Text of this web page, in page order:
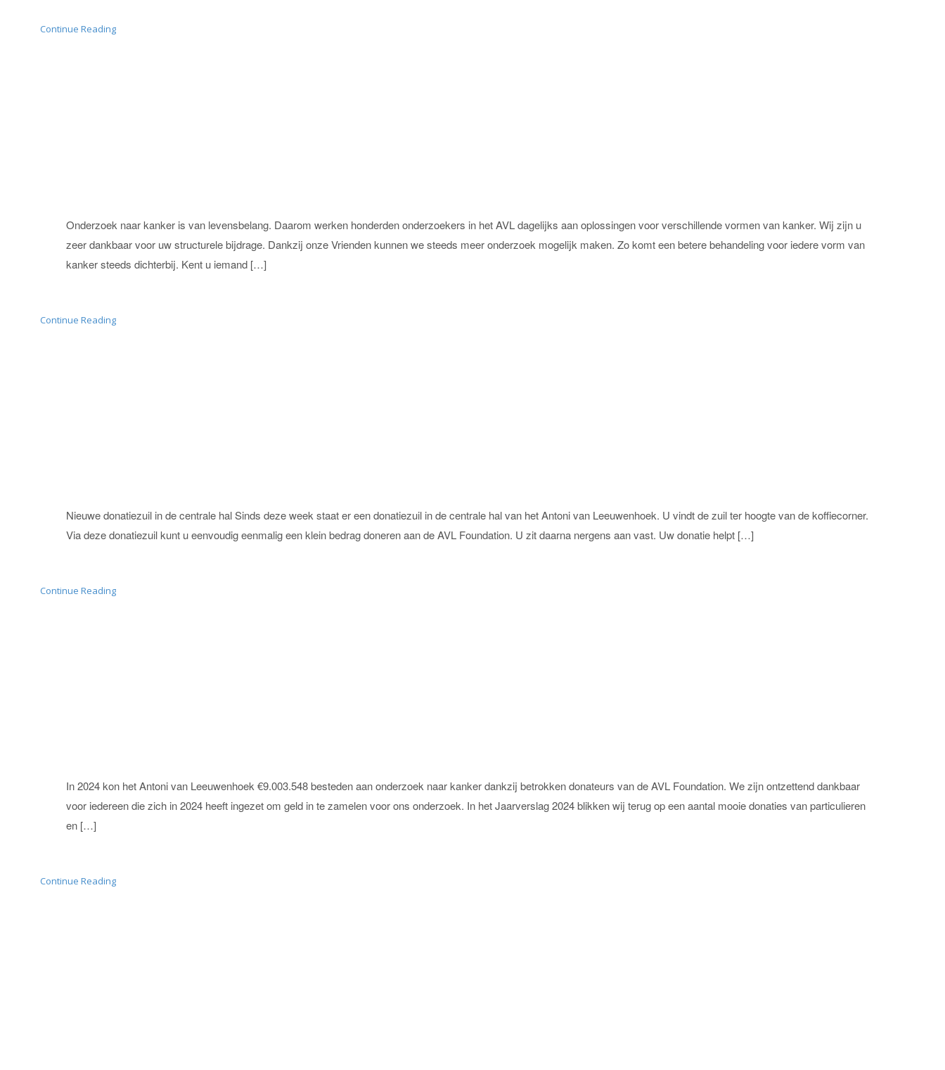
Continue Reading
Onderzoek naar kanker is van levensbelang. Daarom werken honderden onderzoekers in het AVL dagelijks aan oplossingen voor verschillende vormen van kanker. Wij zijn u
zeer dankbaar voor uw structurele bijdrage. Dankzij onze Vrienden kunnen we steeds meer onderzoek mogelijk maken. Zo komt een betere behandeling voor iedere vorm van
kanker steeds dichterbij. Kent u iemand […]
Continue Reading
Nieuwe donatiezuil in de centrale hal Sinds deze week staat er een donatiezuil in de centrale hal van het Antoni van Leeuwenhoek. U vindt de zuil ter hoogte van de koffiecorner.
Via deze donatiezuil kunt u eenvoudig eenmalig een klein bedrag doneren aan de AVL Foundation. U zit daarna nergens aan vast. Uw donatie helpt […]
Continue Reading
In 2024 kon het Antoni van Leeuwenhoek €9.003.548 besteden aan onderzoek naar kanker dankzij betrokken donateurs van de AVL Foundation. We zijn ontzettend dankbaar
voor iedereen die zich in 2024 heeft ingezet om geld in te zamelen voor ons onderzoek. In het Jaarverslag 2024 blikken wij terug op een aantal mooie donaties van particulieren
en […]
Continue Reading